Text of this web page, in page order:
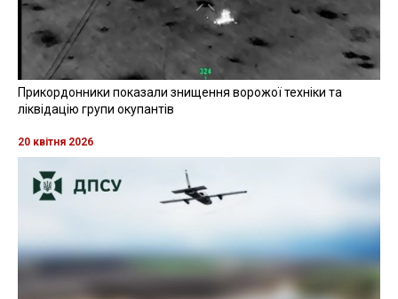
Прикордонники показали знищення ворожої техніки та
ліквідацію групи окупантів
20 квітня 2026